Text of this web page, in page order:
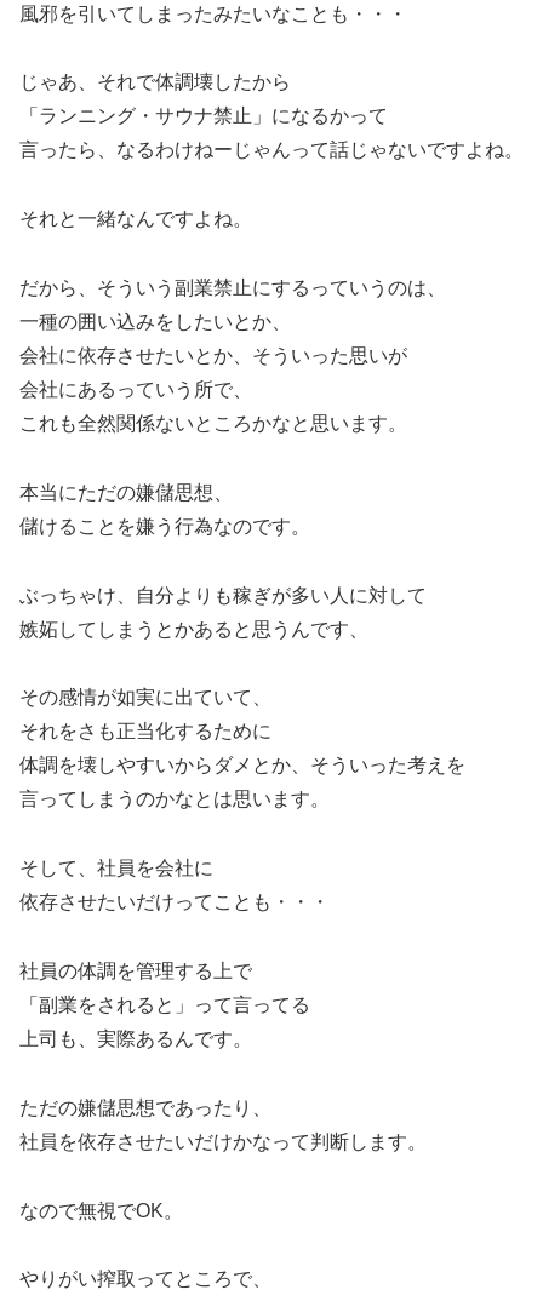
風邪を引いてしまったみたいなことも・・・
じゃあ、それで体調壊したから
「ランニング・サウナ禁止」になるかって
言ったら、なるわけねーじゃんって話じゃないですよね。
それと一緒なんですよね。
だから、そういう副業禁止にするっていうのは、
一種の囲い込みをしたいとか、
会社に依存させたいとか、そういった思いが
会社にあるっていう所で、
これも全然関係ないところかなと思います。
本当にただの嫌儲思想、
儲けることを嫌う行為なのです。
ぶっちゃけ、自分よりも稼ぎが多い人に対して
嫉妬してしまうとかあると思うんです、
その感情が如実に出ていて、
それをさも正当化するために
体調を壊しやすいからダメとか、そういった考えを
言ってしまうのかなとは思います。
そして、社員を会社に
依存させたいだけってことも・・・
社員の体調を管理する上で
「副業をされると」って言ってる
上司も、実際あるんです。
ただの嫌儲思想であったり、
社員を依存させたいだけかなって判断します。
なので無視でOK。
やりがい搾取ってところで、